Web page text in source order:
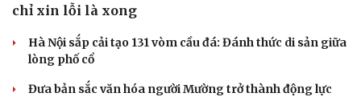
chỉ xin lỗi là xong
Hà Nội sắp cải tạo 131 vòm cầu đá: Đánh thức di sản giữa
lòng phố cổ
Đưa bản sắc văn hóa người Mường trở thành động lực